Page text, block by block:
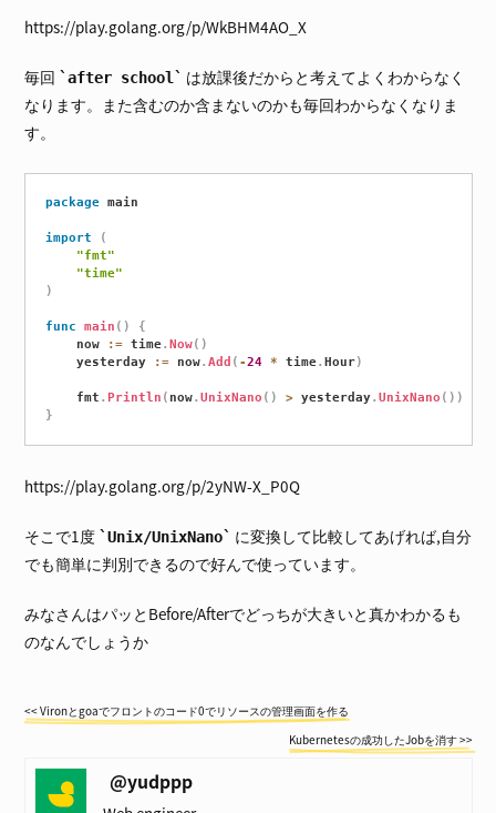
https://play.golang.org/p/WkBHM4AO_X
毎回 after school
は放課後だからと考えてよくわからなく
なります。また含むのか含まないのかも毎回わからなくなりま
す。
package main
import
(
"fmt"
"time"
)
func main ( )
{
	now
:= time. Now( )
	yesterday
:= now. Add ( -24 * time. Hour)
	fmt
. Println ( now. UnixNano ( ) > yesterday. UnixNano ( ) )
}
https://play.golang.org/p/2yNW-X_P0Q
そこで1度 Unix/UnixNano
に変換して比較してあげれば,自分
でも簡単に判別できるので好んで使っています。
みなさんはパッとBefore/Afterでどっちが大きいと真かわかるも
のなんでしょうか
<< Vironとgoaでフロントのコード0でリソースの管理画面を作る
Kubernetesの成功したJobを消す >>
@yudppp